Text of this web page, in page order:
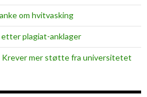
e
t
t
e
h
r
om hvitvasking
plagiat-anklager
mer støtte fra universitetet